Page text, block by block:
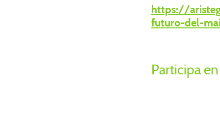
https://
futuro-del-
Participa